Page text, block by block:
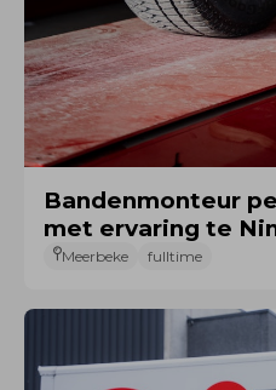
Bandenmonteur
met ervaring te
Meerbeke fulltime